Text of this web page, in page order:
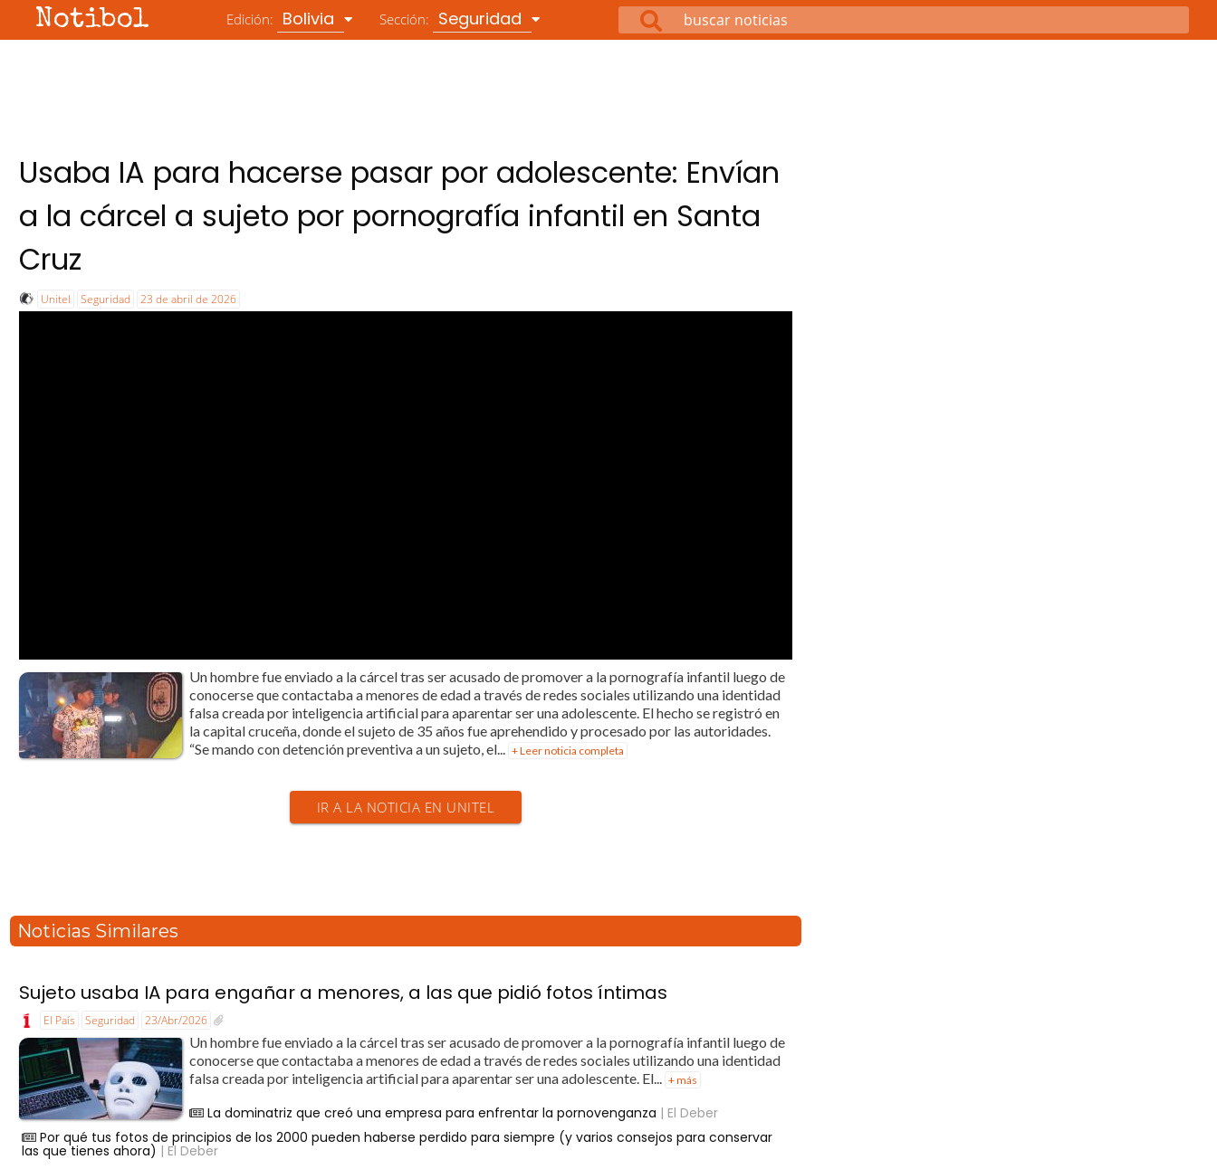
Notibol Edición: Bolivia Sección: Seguridad
Usaba IA para hacerse pasar por adolescente: Envían
a la cárcel a sujeto por pornografía infantil en Santa
Cruz
Unitel Seguridad 23 de abril de 2026
Un hombre fue enviado a la cárcel tras ser acusado de promover a la pornografía infantil luego de
conocerse que contactaba a menores de edad a través de redes sociales utilizando una identidad
falsa creada por inteligencia artificial para aparentar ser una adolescente. El hecho se registró en
la capital cruceña, donde el sujeto de 35 años fue aprehendido y procesado por las autoridades.
“Se mando con detención preventiva a un sujeto, el... + Leer noticia completa
IR A LA NOTICIA EN UNITEL
Noticias Similares
Sujeto usaba IA para engañar a menores, a las que pidió fotos íntimas
El País Seguridad 23/Abr/2026
Un hombre fue enviado a la cárcel tras ser acusado de promover a la pornografía infantil luego de
conocerse que contactaba a menores de edad a través de redes sociales utilizando una identidad
falsa creada por inteligencia artificial para aparentar ser una adolescente. El...
+ más
La dominatriz que creó una empresa para enfrentar la pornovenganza | El Deber
Por qué tus fotos de principios de los 2000 pueden haberse perdido para siempre (y varios consejos para conservar
las que tienes ahora) | El Deber